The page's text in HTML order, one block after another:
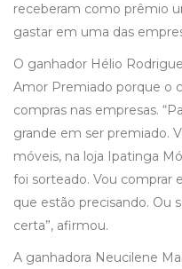
receberam como prêmio
gastar em uma das
O ganhador Hélio
Amor Premiado porque o
compras nas empresas.
grande em ser premiado.
móveis, na loja Ipatinga
foi sorteado. Vou comprar
que estão precisando. Ou
certa”, afirmou.
A ganhadora Neucilene